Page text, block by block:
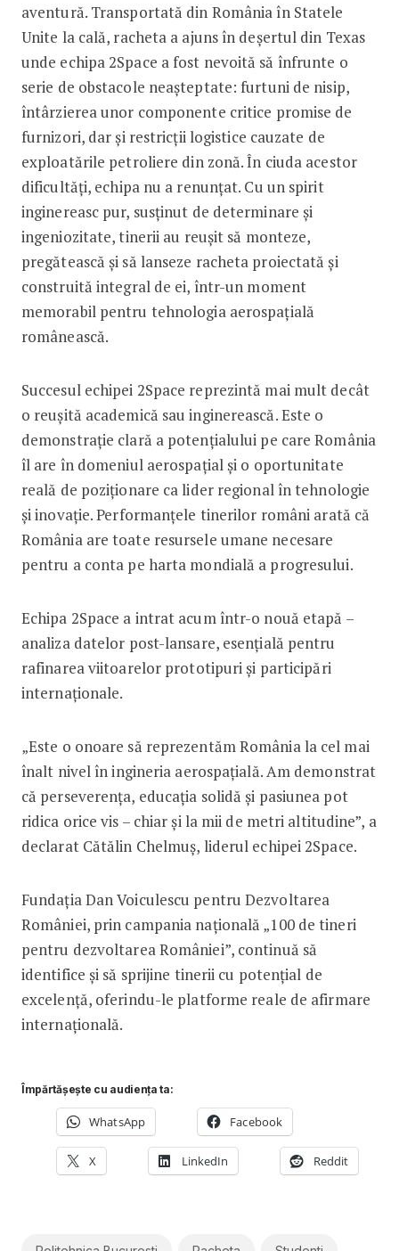
aventură. Transportată din România în Statele
Unite la cală, racheta a ajuns în deșertul din Texas
unde echipa 2Space a fost nevoită să înfrunte o
serie de obstacole neașteptate: furtuni de nisip,
întârzierea unor componente critice promise de
furnizori, dar și restricții logistice cauzate de
exploatările petroliere din zonă. În ciuda acestor
dificultăți, echipa nu a renunțat. Cu un spirit
inginereasc pur, susținut de determinare și
ingeniozitate, tinerii au reușit să monteze,
pregătească și să lanseze racheta proiectată și
construită integral de ei, într-un moment
memorabil pentru tehnologia aerospațială
românească.
Succesul echipei 2Space reprezintă mai mult decât
o reușită academică sau inginerească. Este o
demonstrație clară a potențialului pe care România
îl are în domeniul aerospațial și o oportunitate
reală de poziționare ca lider regional în tehnologie
și inovație. Performanțele tinerilor români arată că
România are toate resursele umane necesare
pentru a conta pe harta mondială a progresului.
Echipa 2Space a intrat acum într-o nouă etapă –
analiza datelor post-lansare, esențială pentru
rafinarea viitoarelor prototipuri și participări
internaționale.
„Este o onoare să reprezentăm România la cel mai
înalt nivel în ingineria aerospațială. Am demonstrat
că perseverența, educația solidă și pasiunea pot
ridica orice vis – chiar și la mii de metri altitudine”, a
declarat Cătălin Chelmuș, liderul echipei 2Space.
Fundația Dan Voiculescu pentru Dezvoltarea
României, prin campania națională „100 de tineri
pentru dezvoltarea României”, continuă să
identifice și să sprijine tinerii cu potențial de
excelență, oferindu-le platforme reale de afirmare
internațională.
Împărtășește cu audiența ta:
WhatsApp Facebook
X LinkedIn Reddit